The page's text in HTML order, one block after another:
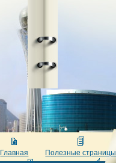
Главная Полезные страницы